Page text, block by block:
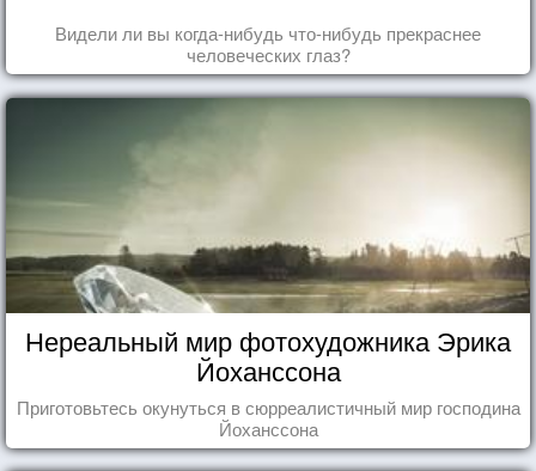
Видели ли вы когда-нибудь что-нибудь прекраснее
человеческих глаз?
Нереальный мир фотохудожника Эрика
Йоханссона
Приготовьтесь окунуться в сюрреалистичный мир господина
Йоханссона